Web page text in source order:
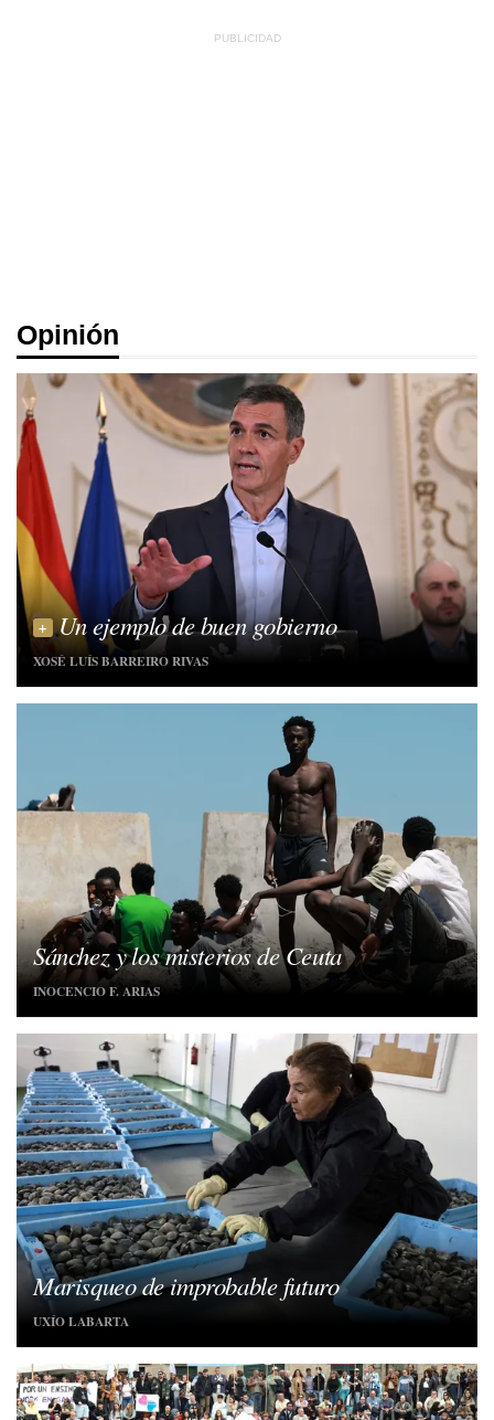
Opinión
Un ejemplo de buen gobierno
XOSÉ LUÍS BARREIRO RIVAS
Sánchez y los misterios de Ceuta
INOCENCIO F. ARIAS
Marisqueo de improbable futuro
UXÍO LABARTA